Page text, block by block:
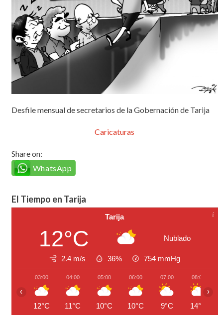
Desfile mensual de secretarios de la Gobernación de Tarija
Caricaturas
Share on:
WhatsApp
El Tiempo en Tarija
Tarija
12°C Nublado
2.4 m/s 36% 754 mmHg
03:00
12°C
04:00
11°C
05:00
10°C
06:00
10°C
07:00
9°C
08:00
14°C
‹ ›